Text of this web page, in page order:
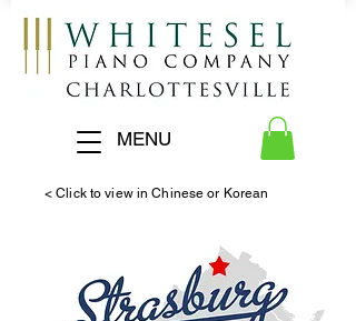
< Click to view in Chinese or Korean
MENU